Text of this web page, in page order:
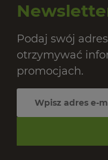
Podaj swój
otrzymywać
promocjach.